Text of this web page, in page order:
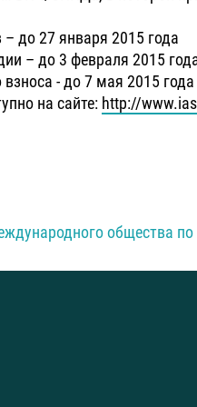
до 27 января 2015 года
– до 3 февраля 2015
- до 7 мая 2015 года
на сайте: http://
общества